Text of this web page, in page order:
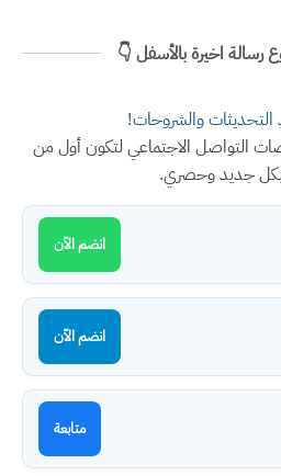
رسالة اخيرة بالأسفل 👇
والشروحات!
التواصل الاجتماعي لتكون أول من
جديد وحصري.
انضم الآن
انضم الآن
متابعة